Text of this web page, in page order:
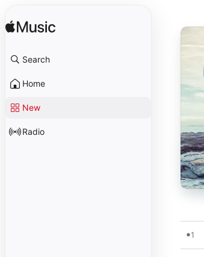
Search
Home
New
Radio
1